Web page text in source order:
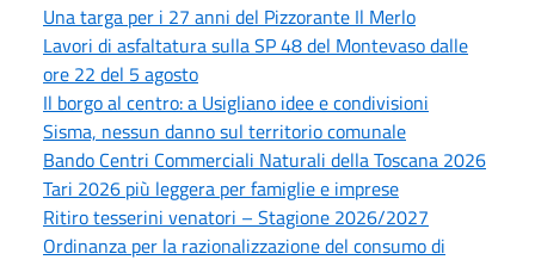
Una targa per i 27 anni del Pizzorante Il Merlo
Lavori di asfaltatura sulla SP 48 del Montevaso dalle
ore 22 del 5 agosto
Il borgo al centro: a Usigliano idee e condivisioni
Sisma, nessun danno sul territorio comunale
Bando Centri Commerciali Naturali della Toscana 2026
Tari 2026 più leggera per famiglie e imprese
Ritiro tesserini venatori – Stagione 2026/2027
Ordinanza per la razionalizzazione del consumo di